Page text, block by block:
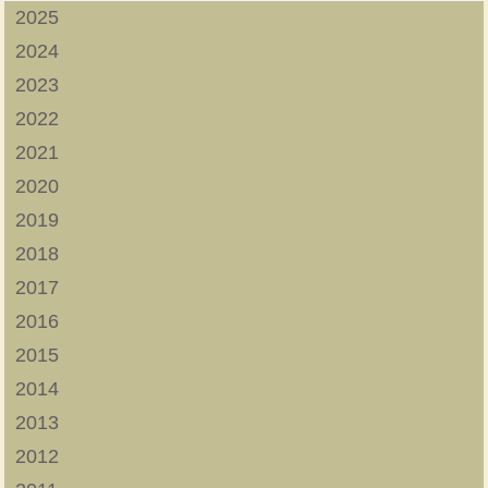
2025
2024
2023
2022
2021
2020
2019
2018
2017
2016
2015
2014
2013
2012